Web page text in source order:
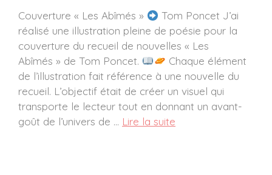
Couverture « Les Abîmés »
Tom Poncet J’ai
réalisé une illustration pleine de poésie pour la
couverture du recueil de nouvelles « Les
Abîmés » de Tom Poncet.
Chaque élément
de l’illustration fait référence à une nouvelle du
recueil. L’objectif était de créer un visuel qui
transporte le lecteur tout en donnant un avant-
goût de l’univers de … Lire la suite